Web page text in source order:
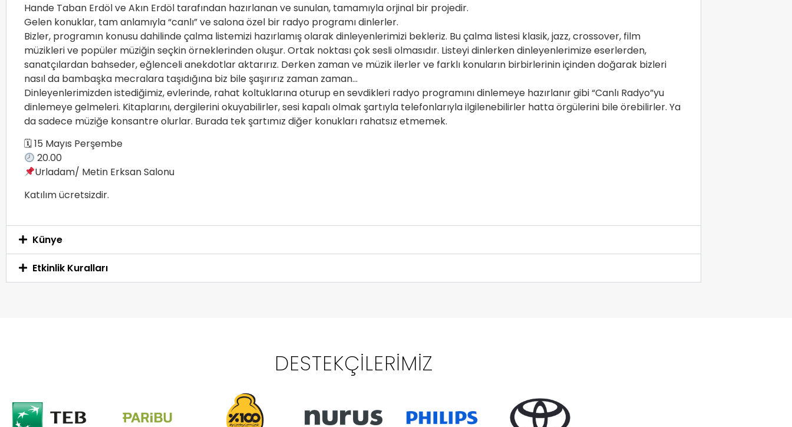
Hande Taban Erdöl ve Akın Erdöl tarafından hazırlanan ve sunulan, tamamıyla orjinal bir projedir.
Gelen konuklar, tam anlamıyla “canlı” ve salona özel bir radyo programı dinlerler.
Bizler, programın konusu dahilinde çalma listemizi hazırlamış olarak dinleyenlerimizi bekleriz. Bu çalma listesi klasik, jazz, crossover, film
müzikleri ve popüler müziğin seçkin örneklerinden oluşur. Ortak noktası çok sesli olmasıdır. Listeyi dinlerken dinleyenlerimize eserlerden,
sanatçılardan bahseder, eğlenceli anekdotlar aktarırız. Derken zaman ve müzik ilerler ve farklı konuların birbirlerinin içinden doğarak bizleri
nasıl da bambaşka mecralara taşıdığına biz bile şaşırırız zaman zaman…
Dinleyenlerimizden istediğimiz, evlerinde, rahat koltuklarına oturup en sevdikleri radyo programını dinlemeye hazırlanır gibi “Canlı Radyo”yu
dinlemeye gelmeleri. Kitaplarını, dergilerini okuyabilirler, sesi kapalı olmak şartıyla telefonlarıyla ilgilenebilirler hatta örgülerini bile örebilirler. Ya
da sadece müziğe konsantre olurlar. Burada tek şartımız diğer konukları rahatsız etmemek.
🗓 15 Mayıs Perşembe
20.00
Urladam/ Metin Erksan Salonu
Katılım ücretsizdir.
Künye
Etkinlik Kuralları
DESTEKÇILERIMIZ